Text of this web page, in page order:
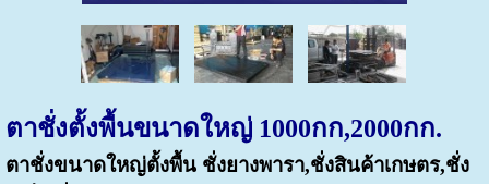
ตาชั่งตั้งพื้นขนาดใหญ่ 1000กก,2000กก.
ตาชั่งขนาดใหญ่ตั้งพื้น ชั่งยางพารา,ชั่งสินค้าเกษตร,ชั่ง